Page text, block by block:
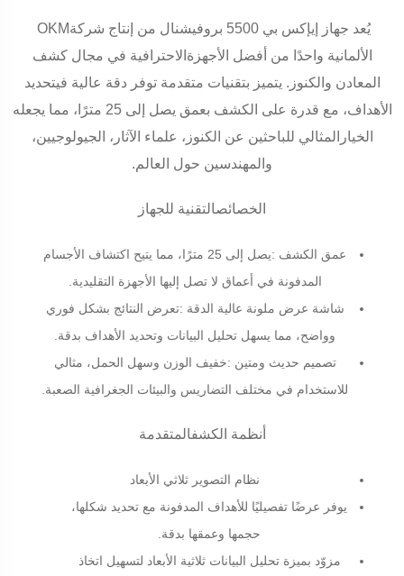
يُعد جهاز إيإكس بي 5500 بروفيشنال من إنتاج شركة
OKM
الألمانية واحدًا من أفضل الأجهزةالاحترافية في مجال كشف
المعادن والكنوز. يتميز بتقنيات متقدمة توفر دقة عالية فيتحديد
الأهداف، مع قدرة على الكشف بعمق يصل إلى 25 مترًا، مما يجعله
الخيارالمثالي للباحثين عن الكنوز، علماء الآثار، الجيولوجيين،
والمهندسين حول العالم.
الخصائصالتقنية للجهاز
عمق الكشف :
يصل إلى 25 مترًا، مما يتيح اكتشاف الأجسام
المدفونة في أعماق لا تصل إليها الأجهزة التقليدية
شاشة عرض ملونة عالية الدقة :تعرض النتائج بشكل فوري
وواضح، مما يسهل تحليل البيانات وتحديد الأهداف بدقة
تصميم حديث ومتين :خفيف الوزن وسهل الحمل، مثالي
للاستخدام في مختلف التضاريس والبيئات الجغرافية الصعبة
أنظمة الكشفالمتقدمة
نظام التصوير ثلاثي الأبعاد
يوفر عرضًا تفصيليًا للأهداف المدفونة مع تحديد شكلها،
حجمها وعمقها بدقة
مزوّد بميزة تحليل البيانات ثلاثية الأبعاد لتسهيل اتخاذ